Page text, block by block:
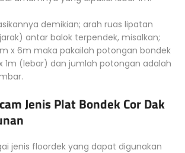
demikian; arah ruas lipatan
antar balok terpendek, misalkan;
x 6m maka pakailah potongan bondek
1m (lebar) dan jumlah potongan adalah
Jenis Plat Bondek Cor Dak
jenis floordek yang dapat digunakan